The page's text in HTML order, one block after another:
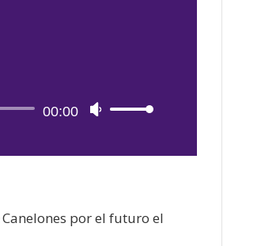
00:00
Utiliza
teclas
arriba/abajo
por el futuro el